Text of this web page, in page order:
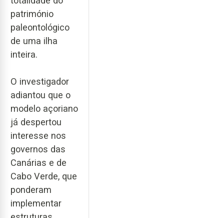
património
paleontológico
de uma ilha
inteira.
O investigador
adiantou que o
modelo açoriano
já despertou
interesse nos
governos das
Canárias e de
Cabo Verde, que
ponderam
implementar